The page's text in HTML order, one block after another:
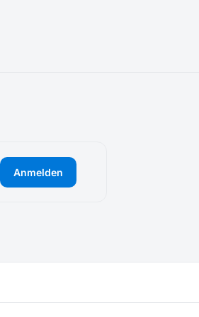
Anmelden